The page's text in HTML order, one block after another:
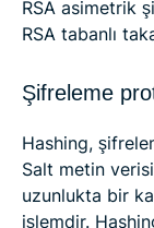
RSA asimetrik
RSA tabanlı
Şifreleme
Hashing,
Salt metin
uzunlukta bir
işlemdir.